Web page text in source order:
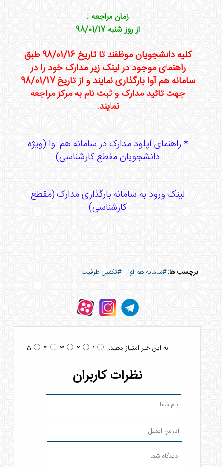
زمان مراجعه :
از روز شنبه 98/01/17
کلیه دانشجویان موظفند تا تاریخ 98/01/16 طبق
راهنمای موجود در لینک زیر مدارک خود را در
سامانه هم آوا بارگذاری نمایند و از تاریخ 98/01/17
جهت تائید مدارک و ثبت نام به مرکز مراجعه
نمایند.
* راهنمای آپلود مدارک در سامانه هم آوا (ویژه
دانشجویان مقطع کارشناسی)
لینک ورود به سامانه بارگذاری مدارک (مقطع
کارشناسی)
برچسب ها:#سامانه هم آوا #تکمیل ظرفیت
به این خبر امتیاز دهید: 1
2
3
4
5
نظرات کاربران